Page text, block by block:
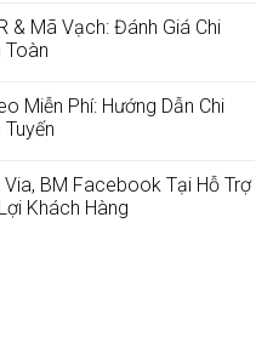
& Mã Vạch: Đánh Giá Chi
Toàn
Miễn Phí: Hướng Dẫn Chi
Via, BM Facebook Tại Hỗ Trợ
Khách Hàng